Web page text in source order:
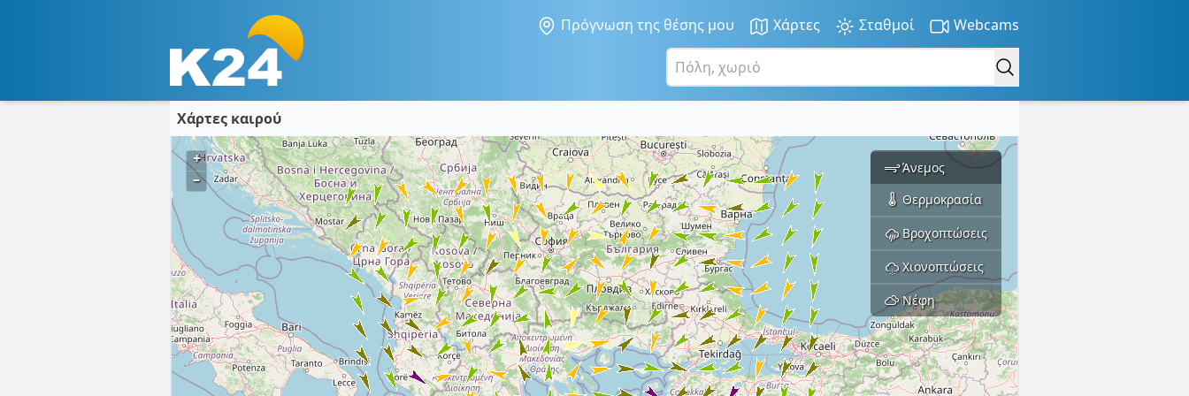
Πρόγνωση της θέσης μου Χάρτες Σταθμοί Webcams
Χάρτες καιρού
Άνεμος
Θερμοκρασία
Βροχοπτώσεις
Χιονοπτώσεις
Νέφη
+
–